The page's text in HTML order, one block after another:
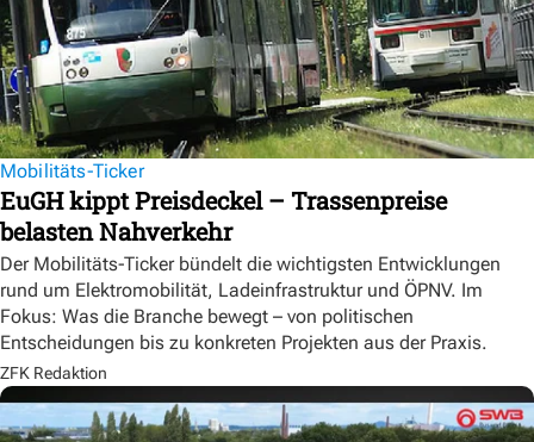
Mobilitäts-Ticker
EuGH kippt Preisdeckel – Trassenpreise
belasten Nahverkehr
Der Mobilitäts-Ticker bündelt die wichtigsten Entwicklungen
rund um Elektromobilität, Ladeinfrastruktur und ÖPNV. Im
Fokus: Was die Branche bewegt – von politischen
Entscheidungen bis zu konkreten Projekten aus der Praxis.
ZFK Redaktion